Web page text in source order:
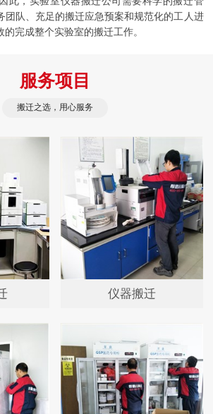
团队、充足的搬迁应急预案和规范化的工人进
完成整个实验室的搬迁工作。
服务项目
搬迁之选，用心服务
仪器搬迁